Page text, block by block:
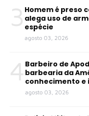
3 Homem é preso
alega uso de
espécie
agosto 03, 2026
4 Barbeiro de
barbearia da
conhecimento e
agosto 03, 2026